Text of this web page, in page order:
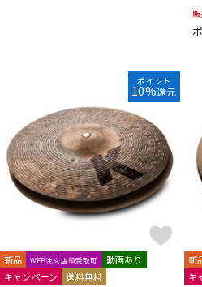
ポイント
10%還元
新品 WEB注文店頭受取可
動画あり
キャンペーン
送料無料
新
キ